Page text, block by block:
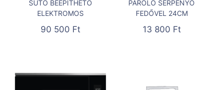
SÜTŐ BEÉPÍTHETŐ
ELEKTROMOS
90 500 Ft
PÁROLÓ SERPENYŐ
FEDŐVEL 24CM
13 800 Ft